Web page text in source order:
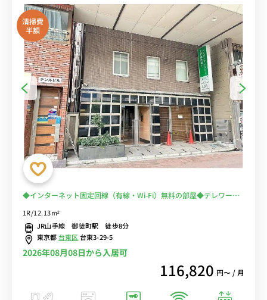
清掃費
半額
◆インターネット固定回線（有線・Wi-Fi）無料の部屋◆テレワー
部屋で女性人気
1R/12.13m²
JR山手線 御徒町駅 徒歩8分
東京都台東区台東3-29-5
2026年08月08日から入居可
116,820 円〜 / 月